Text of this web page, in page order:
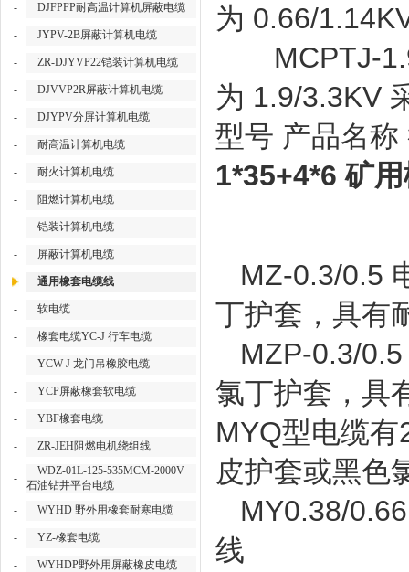
- DJFPFP耐高温计算机屏蔽电缆
- JYPV-2B屏蔽计算机电缆
- ZR-DJYVP22铠装计算机电缆
- DJVVP2R屏蔽计算机电缆
- DJYPV分屏计算机电缆
- 耐高温计算机电缆
- 耐火计算机电缆
- 阻燃计算机电缆
- 铠装计算机电缆
- 屏蔽计算机电缆
通用橡套电缆线
- 软电缆
- 橡套电缆YC-J 行车电缆
- YCW-J 龙门吊橡胶电缆
- YCP屏蔽橡套软电缆
- YBF橡套电缆
- ZR-JEH阻燃电机绕组线
-
WDZ-01L-125-535MCM-2000V
石油钻井平台电缆
-
WYHD 野外用橡套耐寒电缆
- YZ-橡套电缆
- WYHDP野外用屏蔽橡皮电缆
为 0.66/
MCPTJ-1.9/
为 1.9/3.3KV
型号 产品名称
1*35+4*6 矿
MZ-0.3/0.5
丁护套，具有
MZP-0.3/0.5
氯丁护套，具
MYQ型电缆
皮护套或黑色
MY0.38/0.66
线